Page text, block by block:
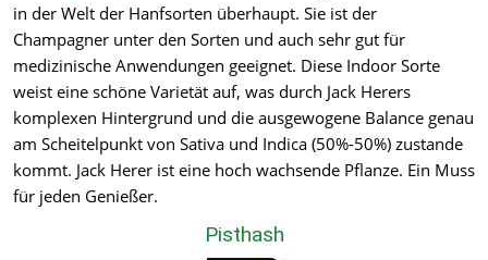
in der Welt der Hanfsorten überhaupt. Sie ist der
Champagner unter den Sorten und auch sehr gut für
medizinische Anwendungen geeignet. Diese Indoor Sorte
weist eine schöne Varietät auf, was durch Jack Herers
komplexen Hintergrund und die ausgewogene Balance genau
am Scheitelpunkt von Sativa und Indica (50%-50%) zustande
kommt. Jack Herer ist eine hoch wachsende Pflanze. Ein Muss
für jeden Genießer.
Pisthash